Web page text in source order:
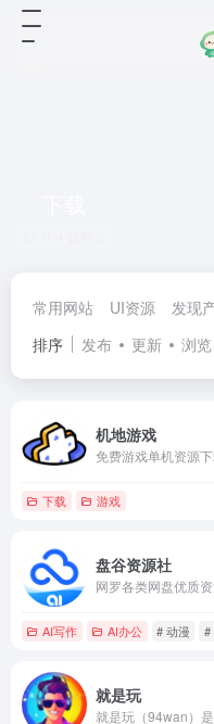
常用网站 UI资源 发现
排序
发布 更新 浏览
机地游戏
下载 游戏
盘谷资源社
网罗各类网盘优质
AI写作 AI办公 # 动漫 #
就是玩